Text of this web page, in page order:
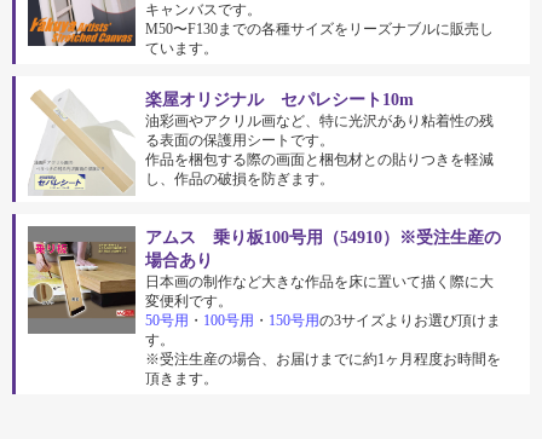
キャンバスです。
M50〜F130までの各種サイズをリーズナブルに販売し
ています。
楽屋オリジナル セパレシート10m
油彩画やアクリル画など、特に光沢があり粘着性の残
る表面の保護用シートです。
作品を梱包する際の画面と梱包材との貼りつきを軽減
し、作品の破損を防ぎます。
アムス 乗り板100号用（54910）※受注生産の
場合あり
日本画の制作など大きな作品を床に置いて描く際に大
変便利です。
50号用 ・ 100号用 ・ 150号用の3サイズよりお選び頂けま
す。
※受注生産の場合、お届けまでに約1ヶ月程度お時間を
頂きます。